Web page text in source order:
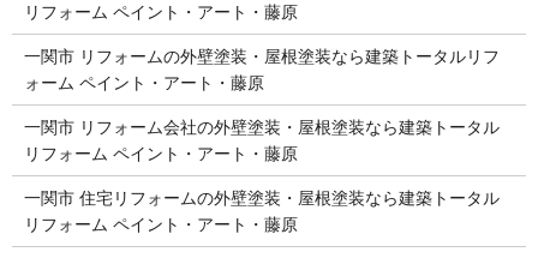
リフォーム ペイント・アート・藤原
一関市 リフォームの外壁塗装・屋根塗装なら建築トータルリフ
ォーム ペイント・アート・藤原
一関市 リフォーム会社の外壁塗装・屋根塗装なら建築トータル
リフォーム ペイント・アート・藤原
一関市 住宅リフォームの外壁塗装・屋根塗装なら建築トータル
リフォーム ペイント・アート・藤原